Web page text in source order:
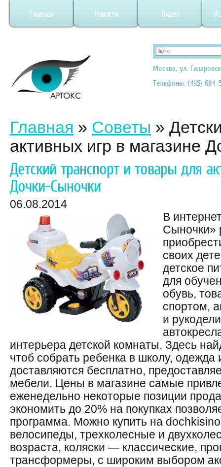
Главная Новости Видео
Москва, ул.
Телефоны: (495) 684-
Главная » Советы »
активных игр в магазине
Детский транспорт и товары для
Дочки-Сыночки
06.08.2014
В
Сыночки»
своих
детское
для
обувь,
спортом,
и
интерьера детской комнаты. Здесь
чтоб собрать ребенка в школу, одежда
доставляются бесплатно,
мебели. Цены в магазине самые
еженедельно некоторые позиции
экономить до 20% на покупках
программа. Можно купить на
велосипеды, трехколесные и
возраста, коляски — классические,
трансформеры, с широким выбором